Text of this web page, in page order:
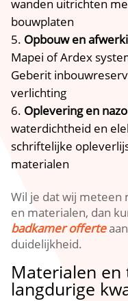
wanden uitrichten
bouwplaten
Opbouw en
Mapei of Ardex
Geberit
verlichting
Oplevering en
waterdichtheid en
schriftelijke
materialen
Wil je dat wij meteen
en materialen, dan
badkamer offerte
duidelijkheid.
Materialen
langdurige